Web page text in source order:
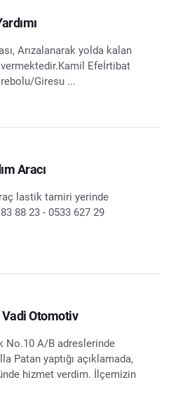
Arızalanarak yolda kalan
Efeİrtibat
Giresu ...
Aracı
lastik tamiri yerinde
88 23 - 0533 627 29
Otomotiv
No.10 A/B adreslerinde
Patan yaptığı açıklamada,
hizmet verdim. İlçemizin